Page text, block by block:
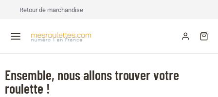
Retour de marchandise
Ensemble, nous allons trouver votre
roulette !